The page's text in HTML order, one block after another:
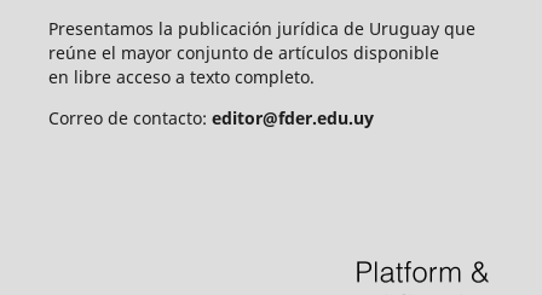
Presentamos la publicación jurídica de Uruguay que
reúne el mayor conjunto de artículos disponible
en libre acceso a texto completo.
Correo de contacto: editor@fder.edu.uy